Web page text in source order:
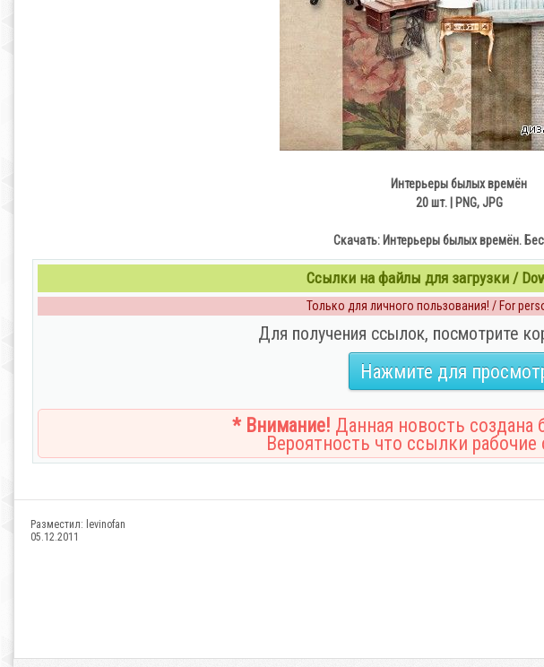
Интерьеры былых времён
20 шт. | PNG, JPG
Скачать: Интерьеры былых времён.
Ссылки на файлы для загрузки /
Только для личного пользования! / For
Для получения ссылок, посмотрите
Нажмите для
* Внимание! Данная новость создана
Вероятность что ссылки рабочие
Разместил: levinofan
05.12.2011